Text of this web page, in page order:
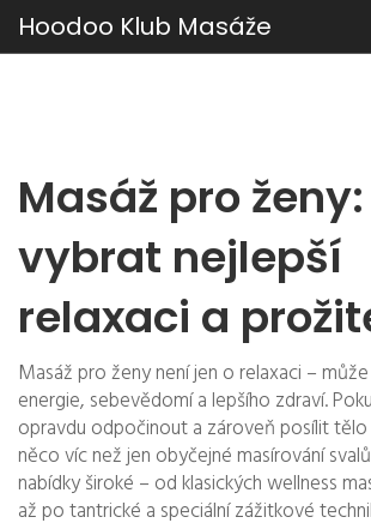
Hoodoo Klub Masáže
Masáž pro
vybrat nejlepší
relaxaci a
Masáž pro ženy není jen o relaxaci –
energie, sebevědomí a lepšího zdraví.
opravdu odpočinout a zároveň posílit tělo
něco víc než jen obyčejné masírování
nabídky široké – od klasických wellness
až po tantrické a speciální zážitkové